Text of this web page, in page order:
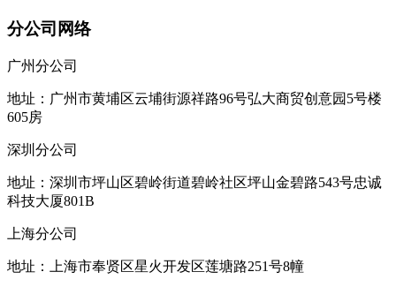
分公司网络
广州分公司
地址：广州市黄埔区云埔街源祥路96号弘大商贸创意园5号楼
605房
深圳分公司
地址：深圳市坪山区碧岭街道碧岭社区坪山金碧路543号忠诚
科技大厦801B
上海分公司
地址：上海市奉贤区星火开发区莲塘路251号8幢